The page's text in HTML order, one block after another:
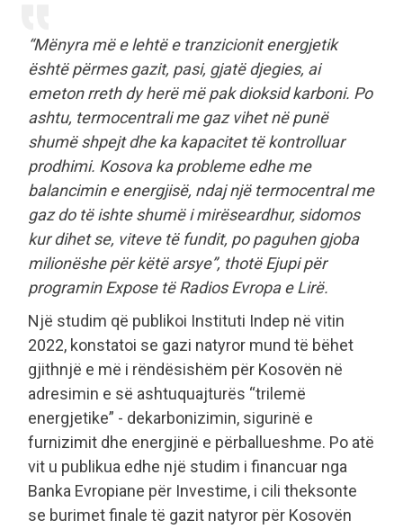
“Mënyra më e lehtë e tranzicionit energjetik
është përmes gazit, pasi, gjatë djegies, ai
emeton rreth dy herë më pak dioksid karboni. Po
ashtu, termocentrali me gaz vihet në punë
shumë shpejt dhe ka kapacitet të kontrolluar
prodhimi. Kosova ka probleme edhe me
balancimin e energjisë, ndaj një termocentral me
gaz do të ishte shumë i mirëseardhur, sidomos
kur dihet se, viteve të fundit, po paguhen gjoba
milionëshe për këtë arsye”, thotë Ejupi për
programin Expose të Radios Evropa e Lirë.
Një studim që publikoi Instituti Indep në vitin
2022, konstatoi se gazi natyror mund të bëhet
gjithnjë e më i rëndësishëm për Kosovën në
adresimin e së ashtuquajturës “trilemë
energjetike” - dekarbonizimin, sigurinë e
furnizimit dhe energjinë e përballueshme. Po atë
vit u publikua edhe një studim i financuar nga
Banka Evropiane për Investime, i cili theksonte
se burimet finale të gazit natyror për Kosovën